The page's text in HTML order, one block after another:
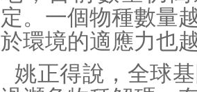
定。一個物種數量
於環境的適應力也
姚正得說，全球